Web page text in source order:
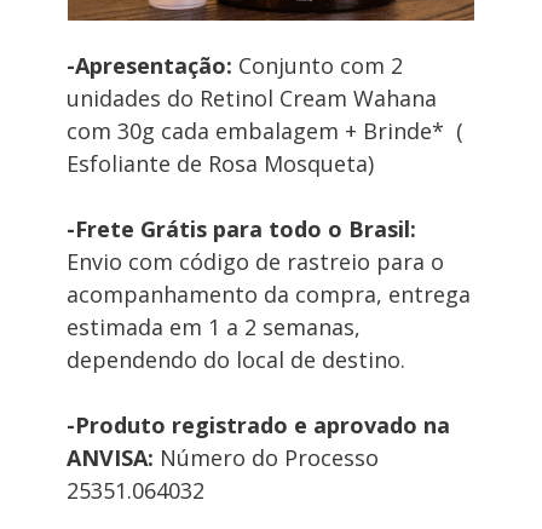
-Apresentação: Conjunto com 2
unidades do Retinol Cream Wahana
com 30g cada embalagem + Brinde*  (
Esfoliante de Rosa Mosqueta)
-Frete Grátis para todo o Brasil:
Envio com código de rastreio para o
acompanhamento da compra, entrega
estimada em 1 a 2 semanas,
dependendo do local de destino.
-Produto registrado e aprovado na
ANVISA: Número do Processo
25351.064032